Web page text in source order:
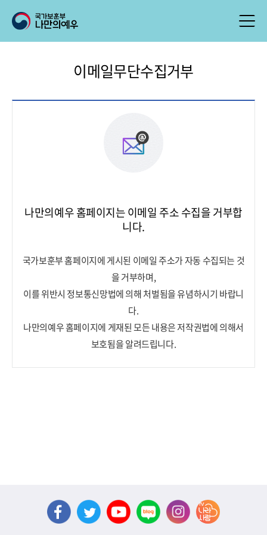
이메일무단수집거부
나만의예우 홈페이지는 이메일 주소 수집을 거부합
니다.
국가보훈부 홈페이지에 게시된 이메일 주소가 자동 수집되는 것
을 거부하며,
이를 위반시 정보통신망법에 의해 처벌됨을 유념하시기 바랍니
다.
나만의예우 홈페이지에 게재된 모든 내용은 저작권법에 의해서
보호됨을 알려드립니다.